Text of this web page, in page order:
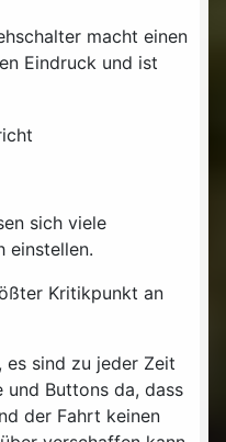
macht einen
Eindruck und ist
sich viele
einstellen.
Kritikpunkt an
es sind zu jeder Zeit
und Buttons da, dass
der Fahrt keinen